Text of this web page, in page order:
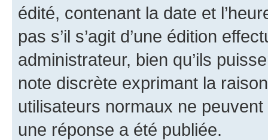
édité, contenant la date et
pas s’il s’agit d’une édition
administrateur, bien qu’ils
note discrète exprimant la
utilisateurs normaux ne
une réponse a été publiée.